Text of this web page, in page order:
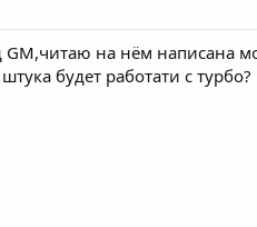
на нём написана
будет работати с